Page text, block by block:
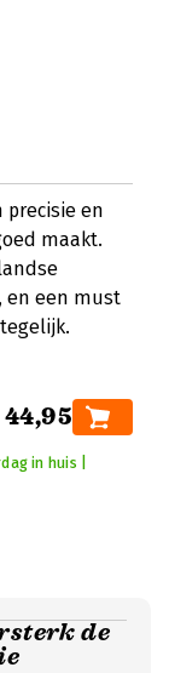
precisie en
maakt.
en een must
in huis |
de